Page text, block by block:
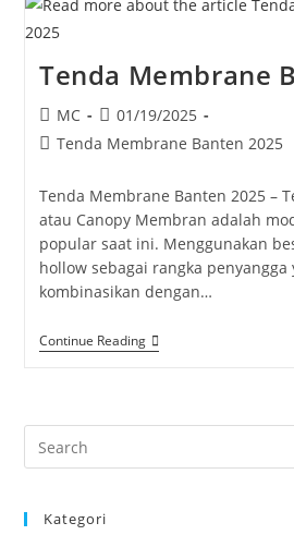
Tenda Membrane
Post
author:
MC
Post
published:
01/19/2025
PostTenda Membrane Banten 2025
Tenda Membrane Banten 2025 –
atau Canopy Membran adalah
popular saat ini. Menggunakan
hollow sebagai rangka penyangga
kombinasikan dengan…
Continue ReadingTenda
Membrane
Kategori